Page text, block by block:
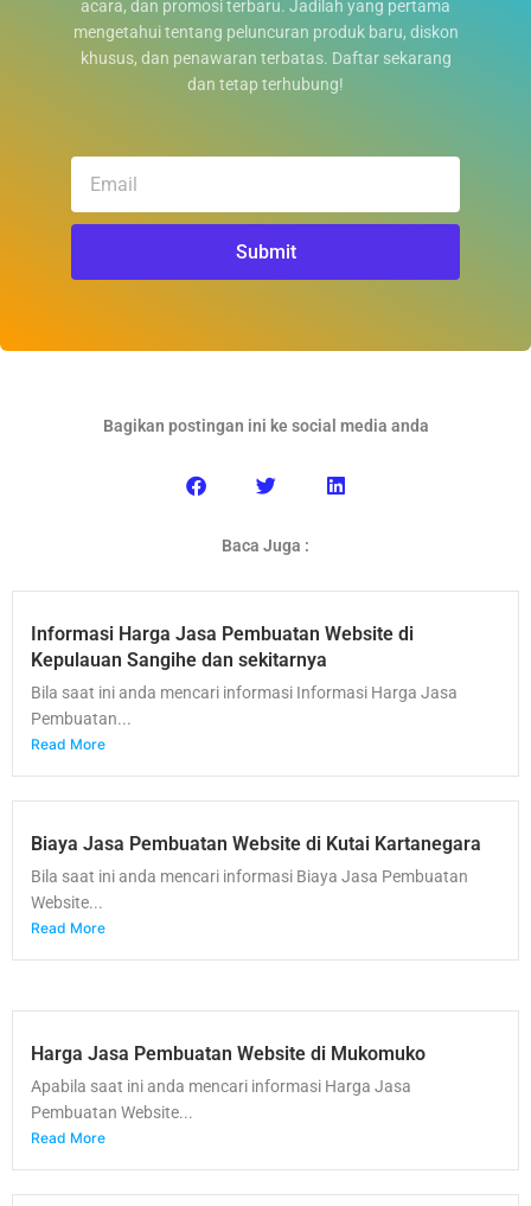
acara, dan promosi terbaru. Jadilah yang pertama
mengetahui tentang peluncuran produk baru, diskon
khusus, dan penawaran terbatas. Daftar sekarang
dan tetap terhubung!
Submit
Bagikan postingan ini ke social media anda
Baca Juga :
Informasi Harga Jasa Pembuatan Website di
Kepulauan Sangihe dan sekitarnya
Bila saat ini anda mencari informasi Informasi Harga Jasa
Pembuatan...
Read More
Biaya Jasa Pembuatan Website di Kutai Kartanegara
Bila saat ini anda mencari informasi Biaya Jasa Pembuatan
Website...
Read More
Harga Jasa Pembuatan Website di Mukomuko
Apabila saat ini anda mencari informasi Harga Jasa
Pembuatan Website...
Read More